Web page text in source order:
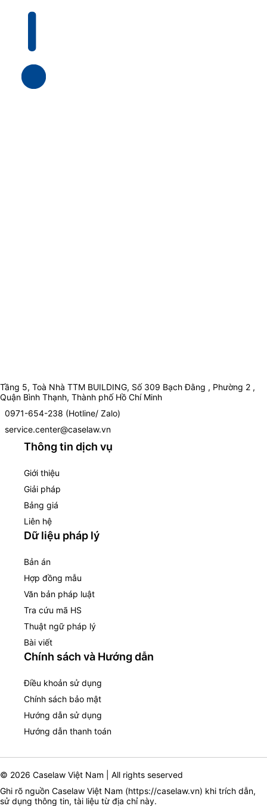
Tầng 5, Toà Nhà TTM BUILDING, Số 309 Bạch Đằng , Phường 2 ,
Quận Bình Thạnh, Thành phố Hồ Chí Minh
0971-654-238 (Hotline/ Zalo)
service.center@caselaw.vn
Thông tin dịch vụ
Giới thiệu
Giải pháp
Bảng giá
Liên hệ
Dữ liệu pháp lý
Bản án
Hợp đồng mẫu
Văn bản pháp luật
Tra cứu mã HS
Thuật ngữ pháp lý
Bài viết
Chính sách và Hướng dẫn
Điều khoản sử dụng
Chính sách bảo mật
Hướng dẫn sử dụng
Hướng dẫn thanh toán
© 2026 Caselaw Việt Nam | All rights seserved
Ghi rõ nguồn Caselaw Việt Nam (https://caselaw.vn) khi trích dẫn,
sử dụng thông tin, tài liệu từ địa chỉ này.